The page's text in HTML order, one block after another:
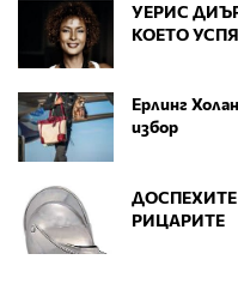
УЕРИС
КОЕТО
Ерлинг
избор
РИЦАРИТЕ